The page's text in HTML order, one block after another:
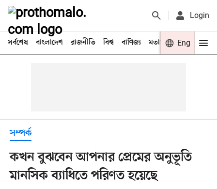
Login
সর্বশেষ বাংলাদেশ রাজনীতি বিশ্ব বাণিজ্য মতামত খেলা
Eng
সম্পর্ক
কখন বুঝবেন আপনার প্রেমের অনুভূতি
মানসিক ব্যাধিতে পরিণত হয়েছে